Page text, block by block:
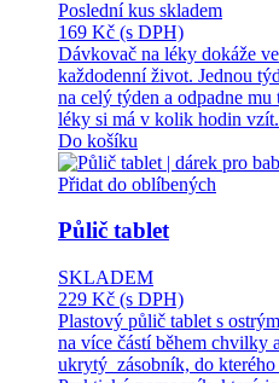
Poslední kus skladem
169 Kč (s DPH)
Dávkovač na léky dokáže
každodenní život. Jednou
na celý týden a odpadne
léky si má v kolik hodin
Do košíku
Přidat do oblíbených
Půlič tablet
SKLADEM
229 Kč (s DPH)
Plastový půlič tablet s
na více částí během chvilky
ukrytý zásobník, do kterého